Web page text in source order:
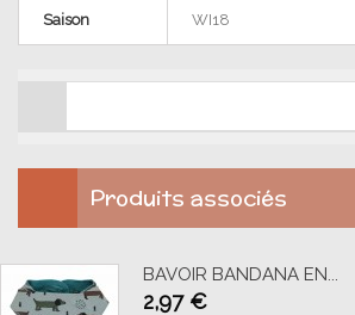
Saison WI18
Produits associés
BAVOIR BANDANA EN...
2,97 €